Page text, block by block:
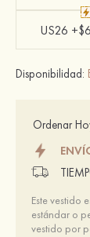
US26 +$6
Disponibilidad:
Ordenar
Este vestido
estándar o
vestido por